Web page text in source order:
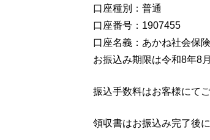
口座種別：普通
口座番号：1907455
口座名義：あかね社会保
お振込み期限は令和8年8
振込手数料はお客様にて
領収書はお振込み完了後